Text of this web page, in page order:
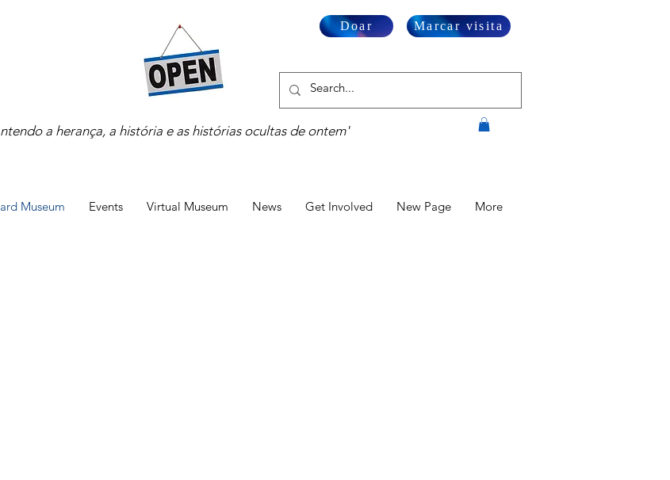
Doar Marcar visita
a herança, a história e as histórias ocultas de ontem'
Museum Events Virtual Museum News Get Involved New Page More